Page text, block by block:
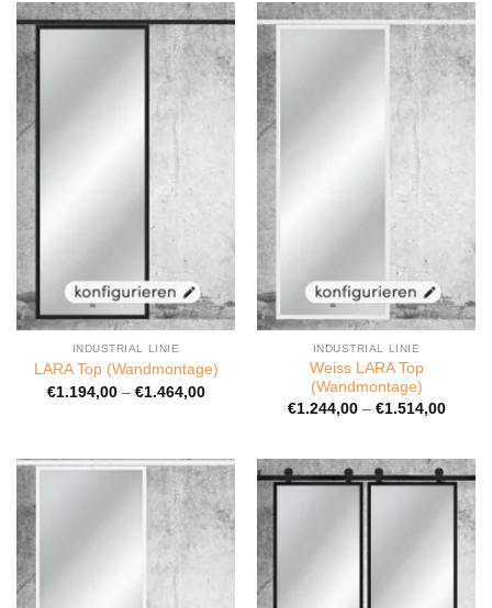
INDUSTRIAL LINIE
LARA Top (Wandmontage)
€1.194,00– €1.464,00
INDUSTRIAL LINIE
Weiss LARA Top
(Wandmontage)
€1.244,00– €1.514,00